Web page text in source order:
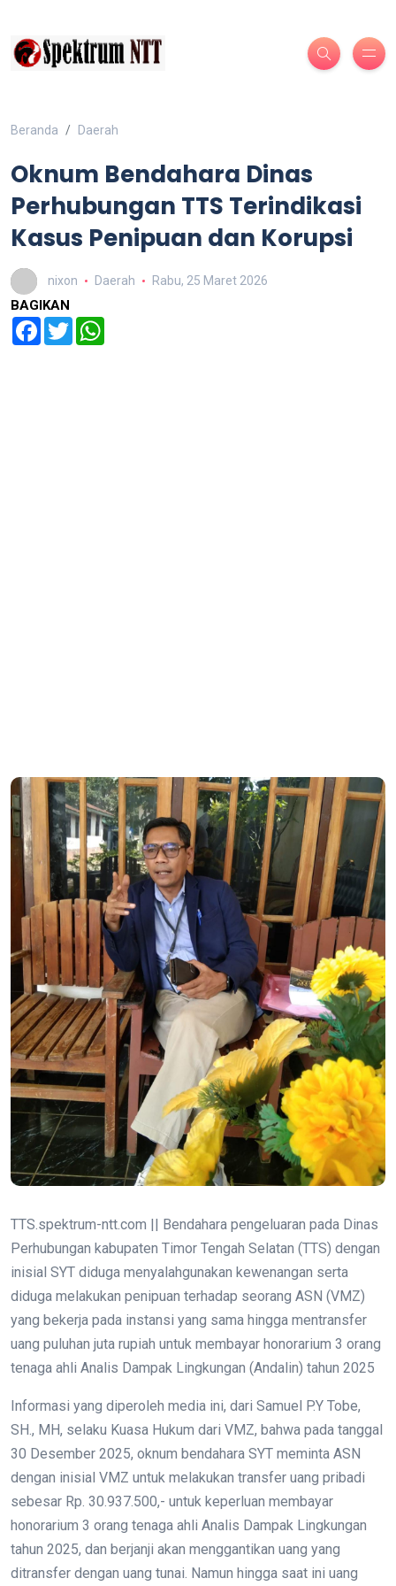
Beranda Daerah
Oknum Bendahara Dinas
Perhubungan TTS Terindikasi
Kasus Penipuan dan Korupsi
nixon Daerah Rabu, 25 Maret 2026
BAGIKAN
Facebook
Twitter
TTS.spektrum-ntt.com || Bendahara pengeluaran pada Dinas
Perhubungan kabupaten Timor Tengah Selatan (TTS) dengan
inisial SYT diduga menyalahgunakan kewenangan serta
diduga melakukan penipuan terhadap seorang ASN (VMZ)
yang bekerja pada instansi yang sama hingga mentransfer
uang puluhan juta rupiah untuk membayar honorarium 3 orang
tenaga ahli Analis Dampak Lingkungan (Andalin) tahun 2025
Informasi yang diperoleh media ini, dari Samuel P.Y Tobe,
SH., MH, selaku Kuasa Hukum dari VMZ, bahwa pada tanggal
30 Desember 2025, oknum bendahara SYT meminta ASN
dengan inisial VMZ untuk melakukan transfer uang pribadi
sebesar Rp. 30.937.500,- untuk keperluan membayar
honorarium 3 orang tenaga ahli Analis Dampak Lingkungan
tahun 2025, dan berjanji akan menggantikan uang yang
ditransfer dengan uang tunai. Namun hingga saat ini uang